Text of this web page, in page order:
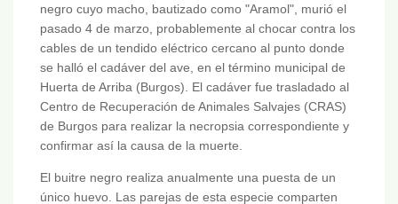
negro cuyo macho, bautizado como "Aramol", murió el
pasado 4 de marzo, probablemente al chocar contra los
cables de un tendido eléctrico cercano al punto donde
se halló el cadáver del ave, en el término municipal de
Huerta de Arriba (Burgos). El cadáver fue trasladado al
Centro de Recuperación de Animales Salvajes (CRAS)
de Burgos para realizar la necropsia correspondiente y
confirmar así la causa de la muerte.
El buitre negro realiza anualmente una puesta de un
único huevo. Las parejas de esta especie comparten